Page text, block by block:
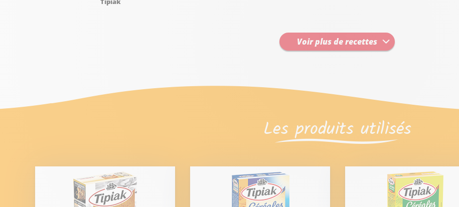
Voir plus de recettes
Les produits utilisés